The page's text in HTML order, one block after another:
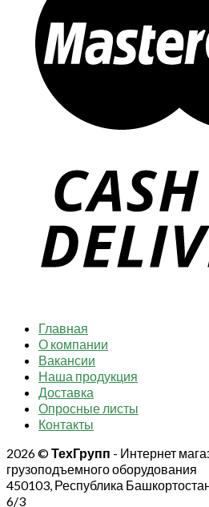
Главная
О компании
Вакансии
Наша продукция
Доставка
Опросные листы
Контакты
2026 ©ТехГрупп - Интернет
грузоподъемного оборудования
450103, Республика
6/3